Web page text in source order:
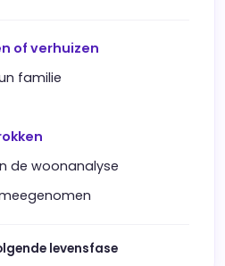
of verhuizen
familie
de woonanalyse
levensfase